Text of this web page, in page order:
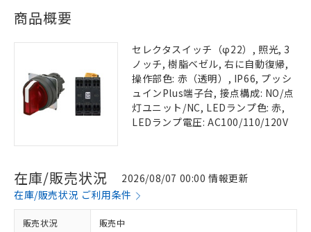
商品概要
セレクタスイッチ（φ22）, 照光, 3
ノッチ, 樹脂ベゼル, 右に自動復帰,
操作部色: 赤（透明）, IP66, プッシ
ュインPlus端子台, 接点構成: NO/点
灯ユニット/NC, LEDランプ色: 赤,
LEDランプ電圧: AC100/110/120V
在庫/販売状況
2026/08/07 00:00 情報更新
在庫/販売状況 ご利用条件
販売状況 販売中